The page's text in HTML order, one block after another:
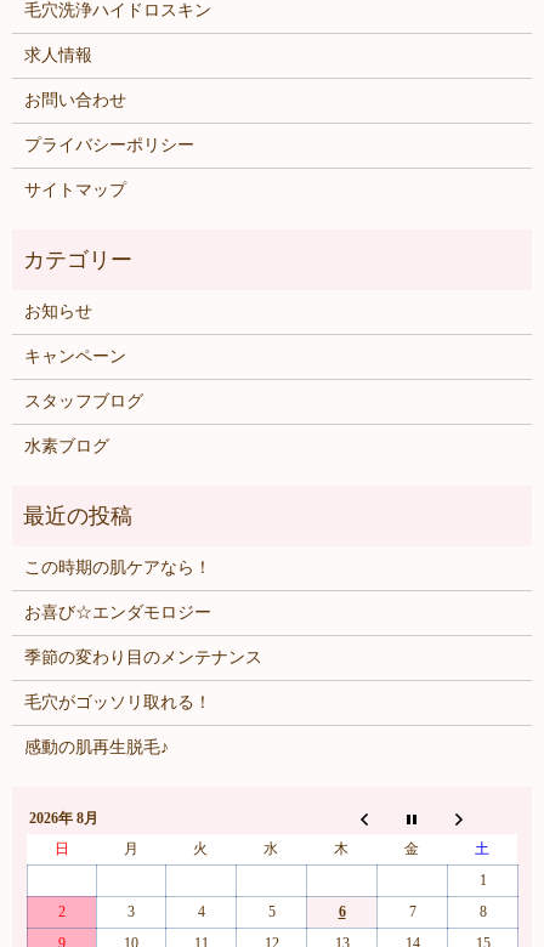
毛穴洗浄ハイドロスキン
求人情報
お問い合わせ
プライバシーポリシー
サイトマップ
お知らせ
キャンペーン
スタッフブログ
水素ブログ
この時期の肌ケアなら！
お喜び☆エンダモロジー
季節の変わり目のメンテナンス
毛穴がゴッソリ取れる！
感動の肌再生脱毛♪
2026年 8月
日
月 火 水 木 金
土
1
2
3 4 5 6 7
8
9
10 11 12 13 14 15